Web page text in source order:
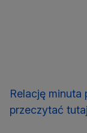
Relację minuta
przeczytać tutaj